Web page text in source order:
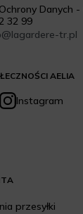
AELIA
Instagram
Danych
32 99
tr.pl
przesyłki